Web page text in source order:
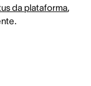
da plataforma,